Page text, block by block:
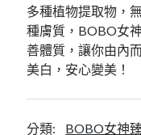
多種植物提取物，
種膚質，BOBO女
善體質，讓你由內
美白，安心變美！
分類: BOBO女神